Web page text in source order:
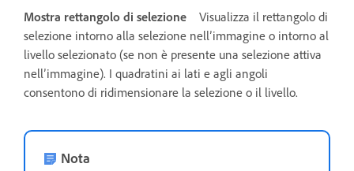
Mostra rettangolo di selezione
Visualizza il rettangolo di
selezione intorno alla selezione nell’immagine o intorno al
livello selezionato (se non è presente una selezione attiva
nell’immagine). I quadratini ai lati e agli angoli
consentono di ridimensionare la selezione o il livello.
Nota